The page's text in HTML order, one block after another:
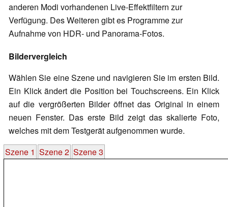
anderen Modi vorhandenen Live-Effektfiltern zur
Verfügung. Des Weiteren gibt es Programme zur
Aufnahme von HDR- und Panorama-Fotos.
Bildervergleich
Wählen Sie eine Szene und navigieren Sie im ersten Bild.
Ein Klick ändert die Position bei Touchscreens. Ein Klick
auf die vergrößerten Bilder öffnet das Original in einem
neuen Fenster. Das erste Bild zeigt das skalierte Foto,
welches mit dem Testgerät aufgenommen wurde.
Szene 1 Szene 2 Szene 3